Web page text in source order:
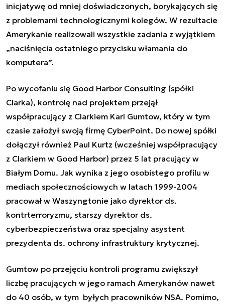
inicjatywę od mniej doświadczonych, borykających się
z problemami technologicznymi kolegów. W rezultacie
Amerykanie realizowali wszystkie zadania z wyjątkiem
„naciśnięcia ostatniego przycisku włamania do
komputera”.
Po wycofaniu się Good Harbor Consulting (spółki
Clarka), kontrolę nad projektem przejął
współpracujący z Clarkiem Karl Gumtow, który w tym
czasie założył swoją firmę CyberPoint. Do nowej spółki
dołączył również Paul Kurtz (wcześniej współpracujący
z Clarkiem w Good Harbor) przez 5 lat pracujący w
Białym Domu. Jak wynika z jego osobistego profilu w
mediach społecznościowych w latach 1999-2004
pracował w Waszyngtonie jako dyrektor ds.
kontrterroryzmu, starszy dyrektor ds.
cyberbezpieczeństwa oraz specjalny asystent
prezydenta ds. ochrony infrastruktury krytycznej.
Gumtow po przejęciu kontroli programu zwiększył
liczbę pracujących w jego ramach Amerykanów nawet
do 40 osób, w tym byłych pracowników NSA. Pomimo,